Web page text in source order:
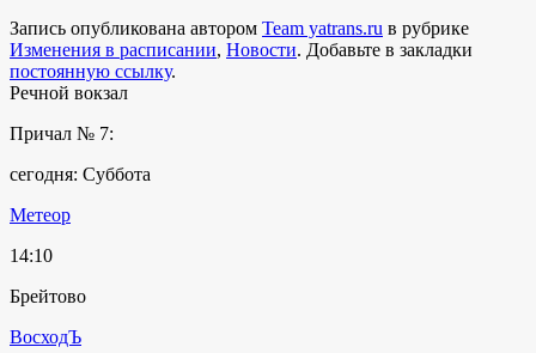
Запись опубликована автором Team yatrans.ru в рубрике
Изменения в расписании, Новости. Добавьте в закладки
постоянную ссылку.
Речной вокзал
Причал № 7:
сегодня: Суббота
Метеор
14:10
Брейтово
ВосходЪ